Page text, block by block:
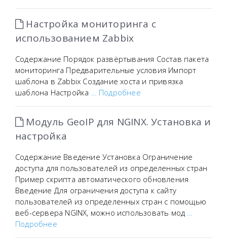
Настройка мониторинга с
использованием Zabbix
Содержание Порядок развёртывания Состав пакета
мониторинга Предварительные условия Импорт
шаблона в Zabbix Создание хоста и привязка
шаблона Настройка … Подробнее
Модуль GeoIP для NGINX. Установка и
настройка
Содержание Введение Установка Ограничение
доступа для пользователей из определенных стран
Пример скрипта автоматического обновления
Введение Для ограничения доступа к сайту
пользователей из определенных стран с помощью
веб-сервера NGINX, можно использовать мод …
Подробнее